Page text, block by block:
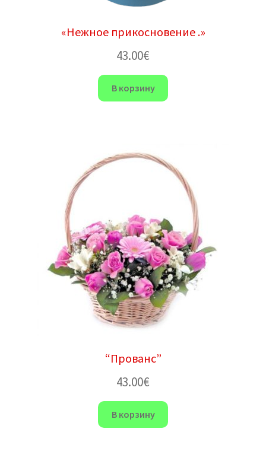
«Нежное прикосновение .»
43.00€
В корзину
“Прованс”
43.00€
В корзину